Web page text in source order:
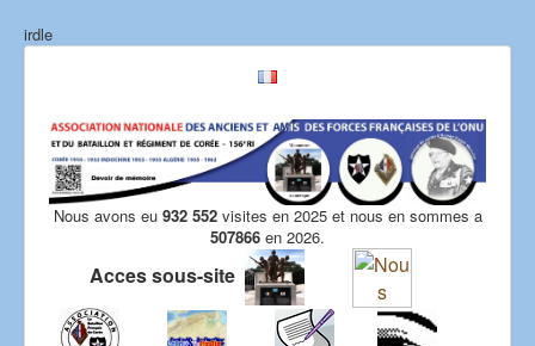
irdle
Nous avons eu 932 552visites en 2025 et nous en sommes a
507866 en 2026.
Acces sous-site